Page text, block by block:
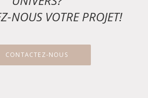
NOUS VOTRE PROJET!
CONTACTEZ-NOUS